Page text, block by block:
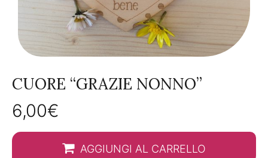
CUORE “GRAZIE NONNO”
6,00€
AGGIUNGI AL CARRELLO